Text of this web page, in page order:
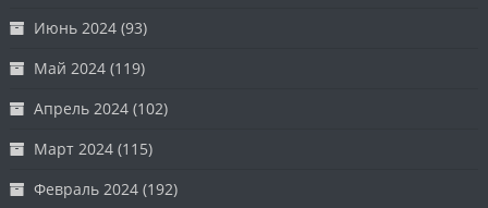
Июнь 2024 (93)
Май 2024 (119)
Апрель 2024 (102)
Март 2024 (115)
Февраль 2024 (192)